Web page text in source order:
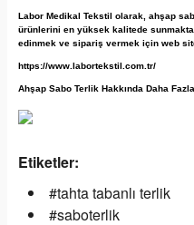
Labor Medikal Tekstil olarak, ahşap
ürünlerini en yüksek kalitede
edinmek ve sipariş vermek için web
https://www.labortekstil.com.tr/
Ahşap Sabo Terlik Hakkında Daha
Etiketler:
#tahta tabanlı terlik
#saboterlik